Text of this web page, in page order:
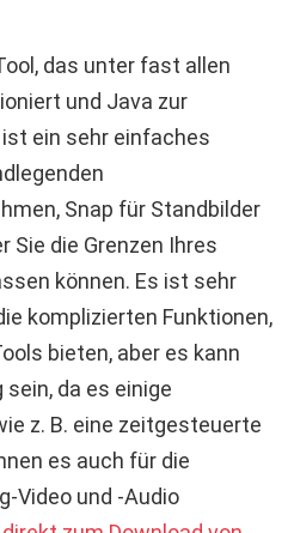
das unter fast allen
und Java zur
ein sehr einfaches
Snap für Standbilder
Sie die Grenzen Ihres
können. Es ist sehr
komplizierten Funktionen,
bieten, aber es kann
da es einige
z. B. eine zeitgesteuerte
es auch für die
Video und -Audio